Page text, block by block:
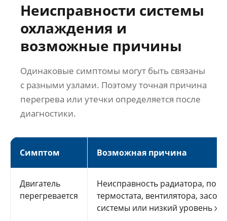
Неисправности системы
охлаждения и
возможные причины
Одинаковые симптомы могут быть связаны
с разными узлами. Поэтому точная причина
перегрева или утечки определяется после
диагностики.
Симптом Возможная причина
Двигатель
перегревается
Неисправность радиатора,
термостата, вентилятора,
системы или низкий уровень